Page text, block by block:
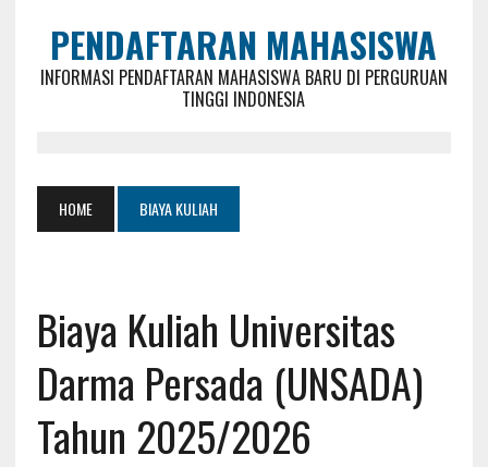
PENDAFTARAN MAHASISWA
INFORMASI PENDAFTARAN MAHASISWA BARU DI PERGURUAN
TINGGI INDONESIA
HOME BIAYA KULIAH
Biaya Kuliah Universitas
Darma Persada (UNSADA)
Tahun 2025/2026